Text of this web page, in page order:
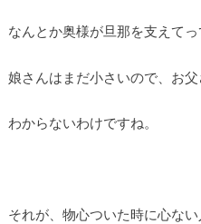
なんとか奥様が旦那を支えて
娘さんはまだ小さいので、お
わからないわけですね。
それが、物心ついた時に心な